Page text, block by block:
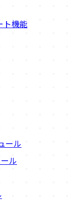
ト機能
ール
ル